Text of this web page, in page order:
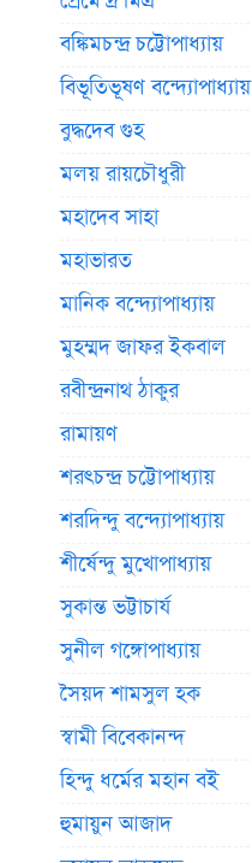
বঙ্কিমচন্দ্র চট্টোপাধ্যায়
বিভূতিভূষণ বন্দ্যোপাধ্যায়
বুদ্ধদেব গুহ
মলয় রায়চৌধুরী
মহাদেব সাহা
মহাভারত
মানিক বন্দ্যোপাধ্যায়
মুহম্মদ জাফর ইকবাল
রবীন্দ্রনাথ ঠাকুর
রামায়ণ
শরৎচন্দ্র চট্টোপাধ্যায়
শরদিন্দু বন্দ্যোপাধ্যায়
শীর্ষেন্দু মুখোপাধ্যায়
সুকান্ত ভট্টাচার্য
সুনীল গঙ্গোপাধ্যায়
সৈয়দ শামসুল হক
স্বামী বিবেকানন্দ
হিন্দু ধর্মের মহান বই
হুমায়ুন আজাদ